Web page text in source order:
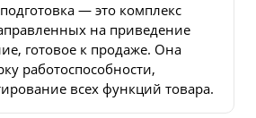
— это комплекс
на приведение
готовое к продаже. Она
работоспособности,
всех функций товара.